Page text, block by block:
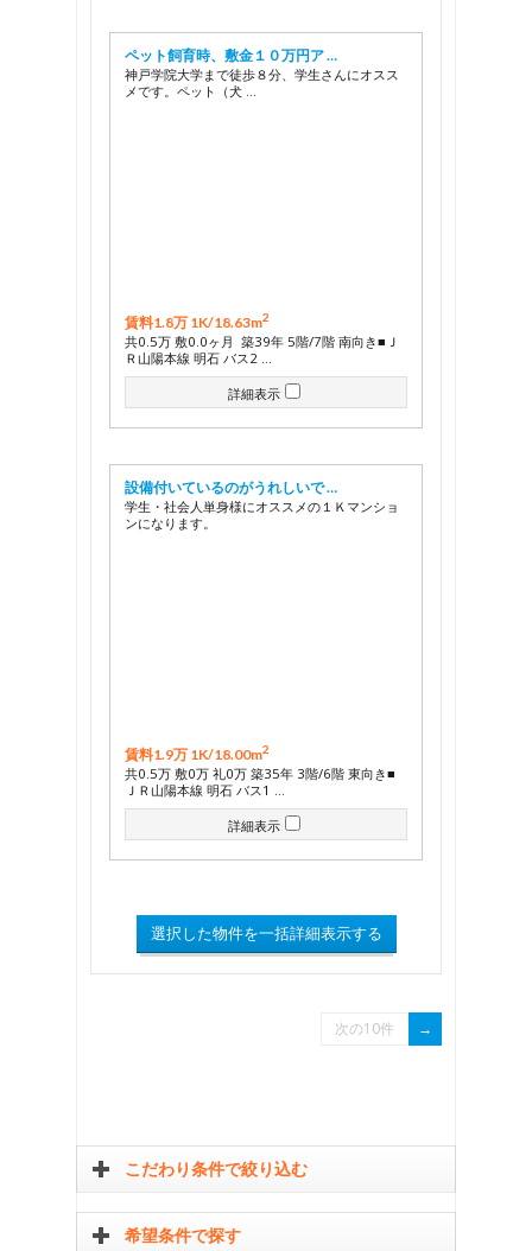
ペット飼育時、敷金１０万円ア …
神戸学院大学まで徒歩８分、学生さんにオスス
メです。ペット（犬 …
賃料1.8万 1K/18.63m2
共0.5万 敷0.0ヶ月 築39年 5階/7階 南向き■Ｊ
Ｒ山陽本線 明石 バス2 …
詳細表示
設備付いているのがうれしいで …
学生・社会人単身様にオススメの１Ｋマンショ
ンになります。
賃料1.9万 1K/18.00m2
共0.5万 敷0万 礼0万 築35年 3階/6階 東向き■
ＪＲ山陽本線 明石 バス1 …
詳細表示
次の10件
こだわり条件で絞り込む
希望条件で探す